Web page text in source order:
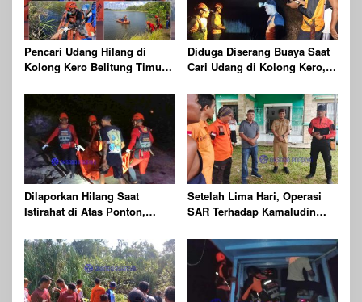
Pencari Udang Hilang di
Kolong Kero Belitung Timur,
Usai Diserang Buaya Muara
Diduga Diserang Buaya Saat
Cari Udang di Kolong Kero,
Dilaporkan Hilang
Dilaporkan Hilang Saat
Istirahat di Atas Ponton,
Bernyawa
Setelah Lima Hari, Operasi
SAR Terhadap Kamaludin